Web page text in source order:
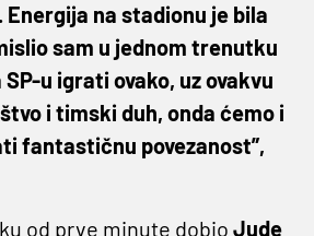
na stadionu je bila
sam u jednom trenutku
u igrati ovako, uz ovakvu
i timski duh, onda ćemo i
fantastičnu povezanost”,
od prve minute dobio Jude